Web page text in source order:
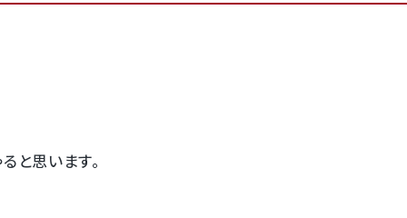
と思います。